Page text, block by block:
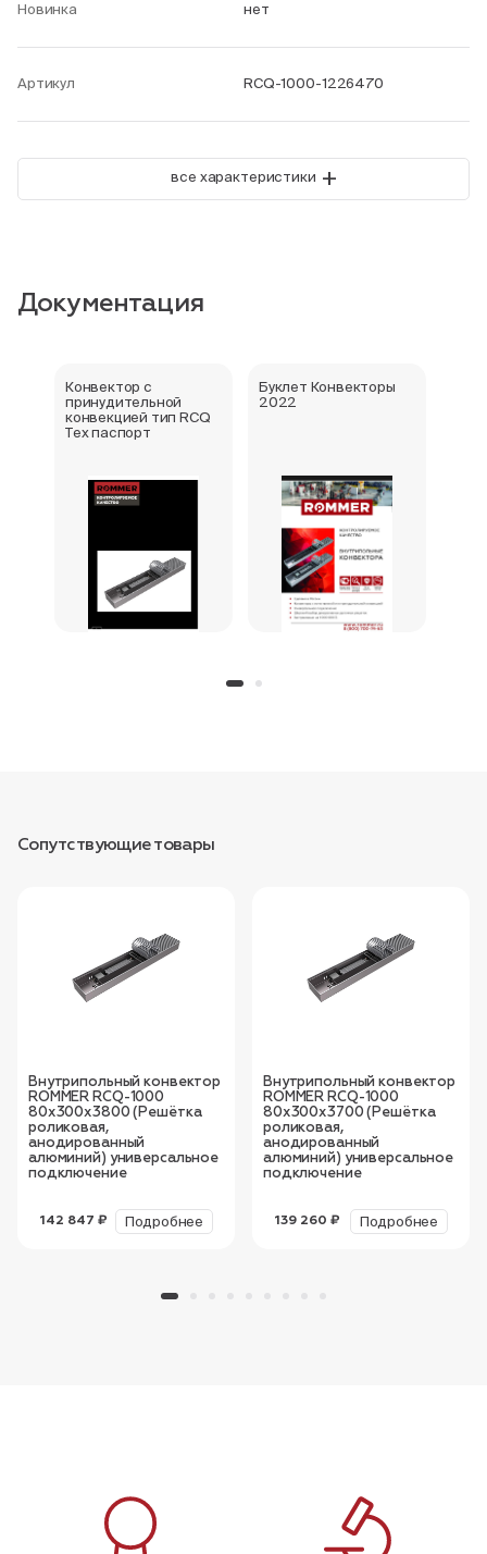
Новинка нет
Артикул RCQ-1000-1226470
все характеристики +
Документация
Конвектор с
принудительной
конвекцией тип RCQ
Тех паспорт
Буклет Конвекторы
2022
Сопутствующие товары
Внутрипольный конвектор
ROMMER RCQ-1000
80х300х3800 (Решётка
роликовая,
анодированный
алюминий) универсальное
подключение
142 847 ₽ Подробнее
Внутрипольный конвектор
ROMMER RCQ-1000
80х300х3700 (Решётка
роликовая,
анодированный
алюминий) универсальное
подключение
139 260 ₽ Подробнее